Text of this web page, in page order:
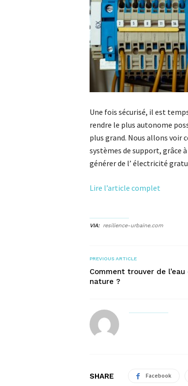
Une fois sécurisé, il est
rendre le plus autonome
plus grand. Nous allons voir
systèmes de support, grâce
générer de l’ électricité
Lire l’article complet
VIA resilience-urbaine.com
PREVIOUS ARTICLE
Comment trouver de l’eau
nature ?
SHARE Facebook